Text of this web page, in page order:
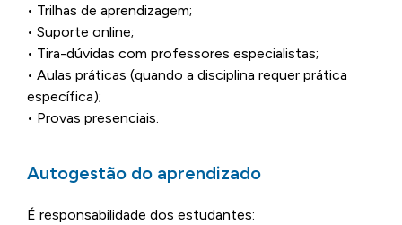
• Trilhas de aprendizagem;
• Suporte online;
• Tira-dúvidas com professores especialistas;
• Aulas práticas (quando a disciplina requer prática
específica);
• Provas presenciais.
Autogestão do aprendizado
É responsabilidade dos estudantes: